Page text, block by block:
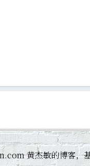
黄杰敏的博客，